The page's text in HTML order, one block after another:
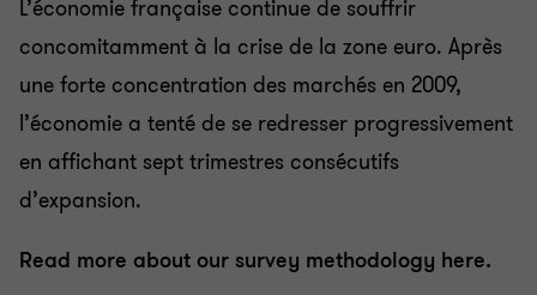
L’économie française continue de souffrir
concomitamment à la crise de la zone euro. Après
une forte concentration des marchés en 2009,
l’économie a tenté de se redresser progressivement
en affichant sept trimestres consécutifs
d’expansion.
Read more about our survey methodology here.